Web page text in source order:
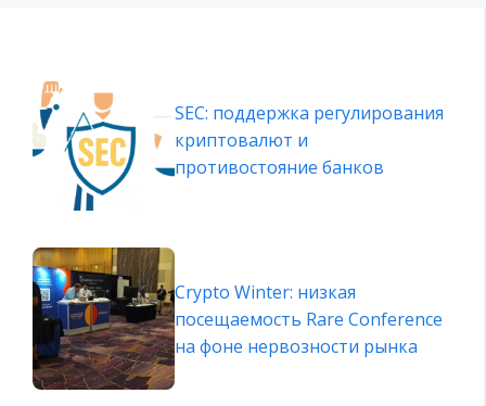
SEC: поддержка регулирования
криптовалют и
противостояние банков
Crypto Winter: низкая
посещаемость Rare Conference
на фоне нервозности рынка